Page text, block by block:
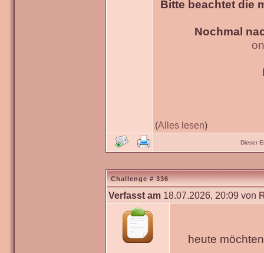
Bitte beachtet die
Nochmal
(Alles lesen)
Dieser
Challenge # 336
Verfasst am 18.07.2026, 20:09 von
heute